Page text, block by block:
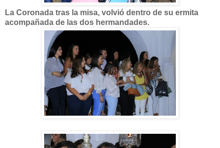
La Coronada tras la misa, volvió dentro de su ermita
acompañada de las dos hermandades.